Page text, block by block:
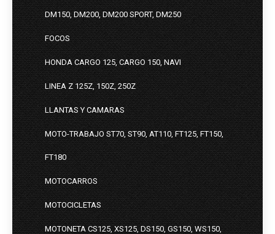
DM150, DM200, DM200 SPORT, DM250
FOCOS
HONDA CARGO 125, CARGO 150, NAVI
LINEA Z 125Z, 150Z, 250Z
LLANTAS Y CAMARAS
MOTO-TRABAJO ST70, ST90, AT110, FT125, FT150,
FT180
MOTOCARROS
MOTOCICLETAS
MOTONETA CS125, XS125, DS150, GS150, WS150,